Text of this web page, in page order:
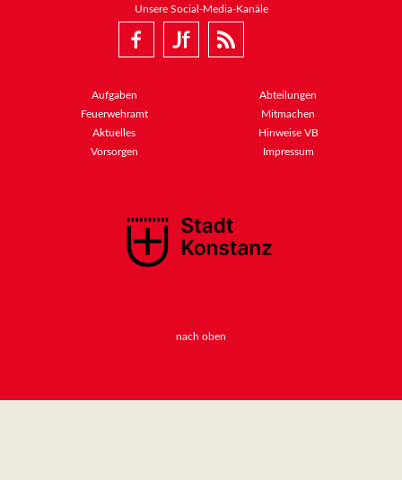
Unsere Social-Media-Kanäle
Aufgaben
Abteilungen
Feuerwehramt
Mitmachen
Aktuelles
Hinweise VB
Vorsorgen
Impressum
nach oben